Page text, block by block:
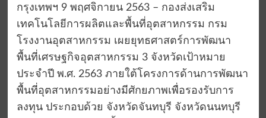
กรุงเทพฯ 9 พฤศจิกายน 2563 – กองส่งเสริม
เทคโนโลยีการผลิตและพื้นที่อุตสาหกรรม กรม
โรงงานอุตสาหกรรม เผยยุทธศาสตร์การพัฒนา
พื้นที่เศรษฐกิจอุตสาหกรรม 3 จังหวัดเป้าหมาย
ประจำปี พ.ศ. 2563 ภายใต้โครงการด้านการพัฒนา
พื้นที่อุตสาหกรรมอย่างมีศักยภาพเพื่อรองรับการ
ลงทุน ประกอบด้วย จังหวัดจันทบุรี จังหวัดนนทบุรี